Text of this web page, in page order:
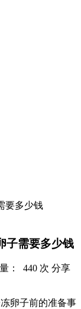
子需要多少钱
： 440 次 分享
卵子前的准备事